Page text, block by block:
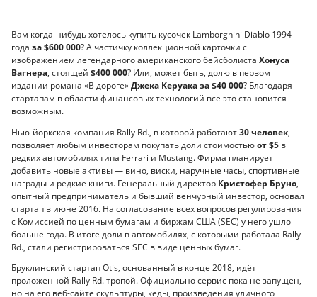
Вам когда-нибудь хотелось купить кусочек Lamborghini Diablo 1994
года за $600 000? А частичку коллекционной карточки с
изображением легендарного американского бейсболиста Хонуса
Вагнера, стоящей $400 000? Или, может быть, долю в первом
издании романа «В дороге»Джека Керуака за $40 000? Благодаря
стартапам в области финансовых технологий все это становится
возможным.
Нью-йоркская компания Rally Rd., в которой работают30 человек,
позволяет любым инвесторам покупать доли стоимостьюот $5 в
редких автомобилях типа Ferrari и Mustang. Фирма планирует
добавить новые активы — вино, виски, наручные часы, спортивные
награды и редкие книги. Генеральный директор Кристофер Бруно,
опытный предприниматель и бывший венчурный инвестор, основал
стартап в июне 2016. На согласование всех вопросов регулирования
с Комиссией по ценным бумагам и биржам США (SEC) у него ушло
больше года. В итоге доли в автомобилях, с которыми работала Rally
Rd., стали регистрироваться SEC в виде ценных бумаг.
Бруклинский стартап Otis, основанный в конце 2018, идёт
проложенной Rally Rd. тропой. Официально сервис пока не запущен,
но на его веб-сайте скульптуры, кеды, произведения уличного